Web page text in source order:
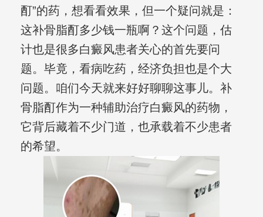
酊”的药，想看看效果，但一个疑问就是：
这补骨脂酊多少钱一瓶啊？这个问题，估
计也是很多白癜风患者关心的首先要问
题。毕竟，看病吃药，经济负担也是个大
问题。咱们今天就来好好聊聊这事儿。补
骨脂酊作为一种辅助治疗白癜风的药物，
它背后藏着不少门道，也承载着不少患者
的希望。